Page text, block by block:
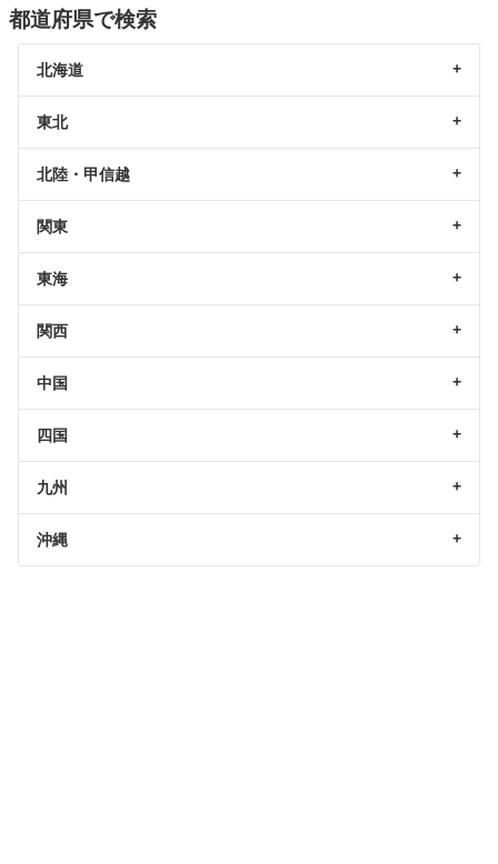
都道府県で検索
北海道
東北
北陸・甲信越
関東
東海
関西
中国
四国
九州
沖縄